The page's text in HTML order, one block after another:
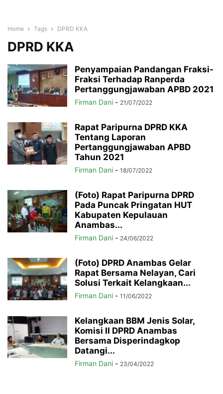
Home Tags DPRD KKA
DPRD KKA
Penyampaian Pandangan Fraksi-
Fraksi Terhadap Ranperda
Pertanggungjawaban APBD 2021
Firman Dani - 21/07/2022
Rapat Paripurna DPRD KKA
Tentang Laporan
Pertanggungjawaban APBD
Tahun 2021
Firman Dani - 18/07/2022
(Foto) Rapat Paripurna DPRD
Pada Puncak Pringatan HUT
Kabupaten Kepulauan
Anambas...
Firman Dani - 24/06/2022
(Foto) DPRD Anambas Gelar
Rapat Bersama Nelayan, Cari
Solusi Terkait Kelangkaan...
Firman Dani - 11/06/2022
Kelangkaan BBM Jenis Solar,
Komisi II DPRD Anambas
Bersama Disperindagkop
Datangi...
Firman Dani - 23/04/2022